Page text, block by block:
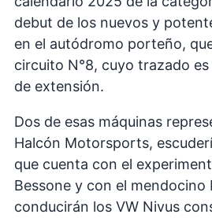
debut de los nuevos y
en el autódromo porteño,
circuito N°8, cuyo trazado
de extensión.
Dos de esas máquinas
Halcón Motorsports,
que cuenta con el
Bessone y con el mendocino
conducirán los VW Nivus